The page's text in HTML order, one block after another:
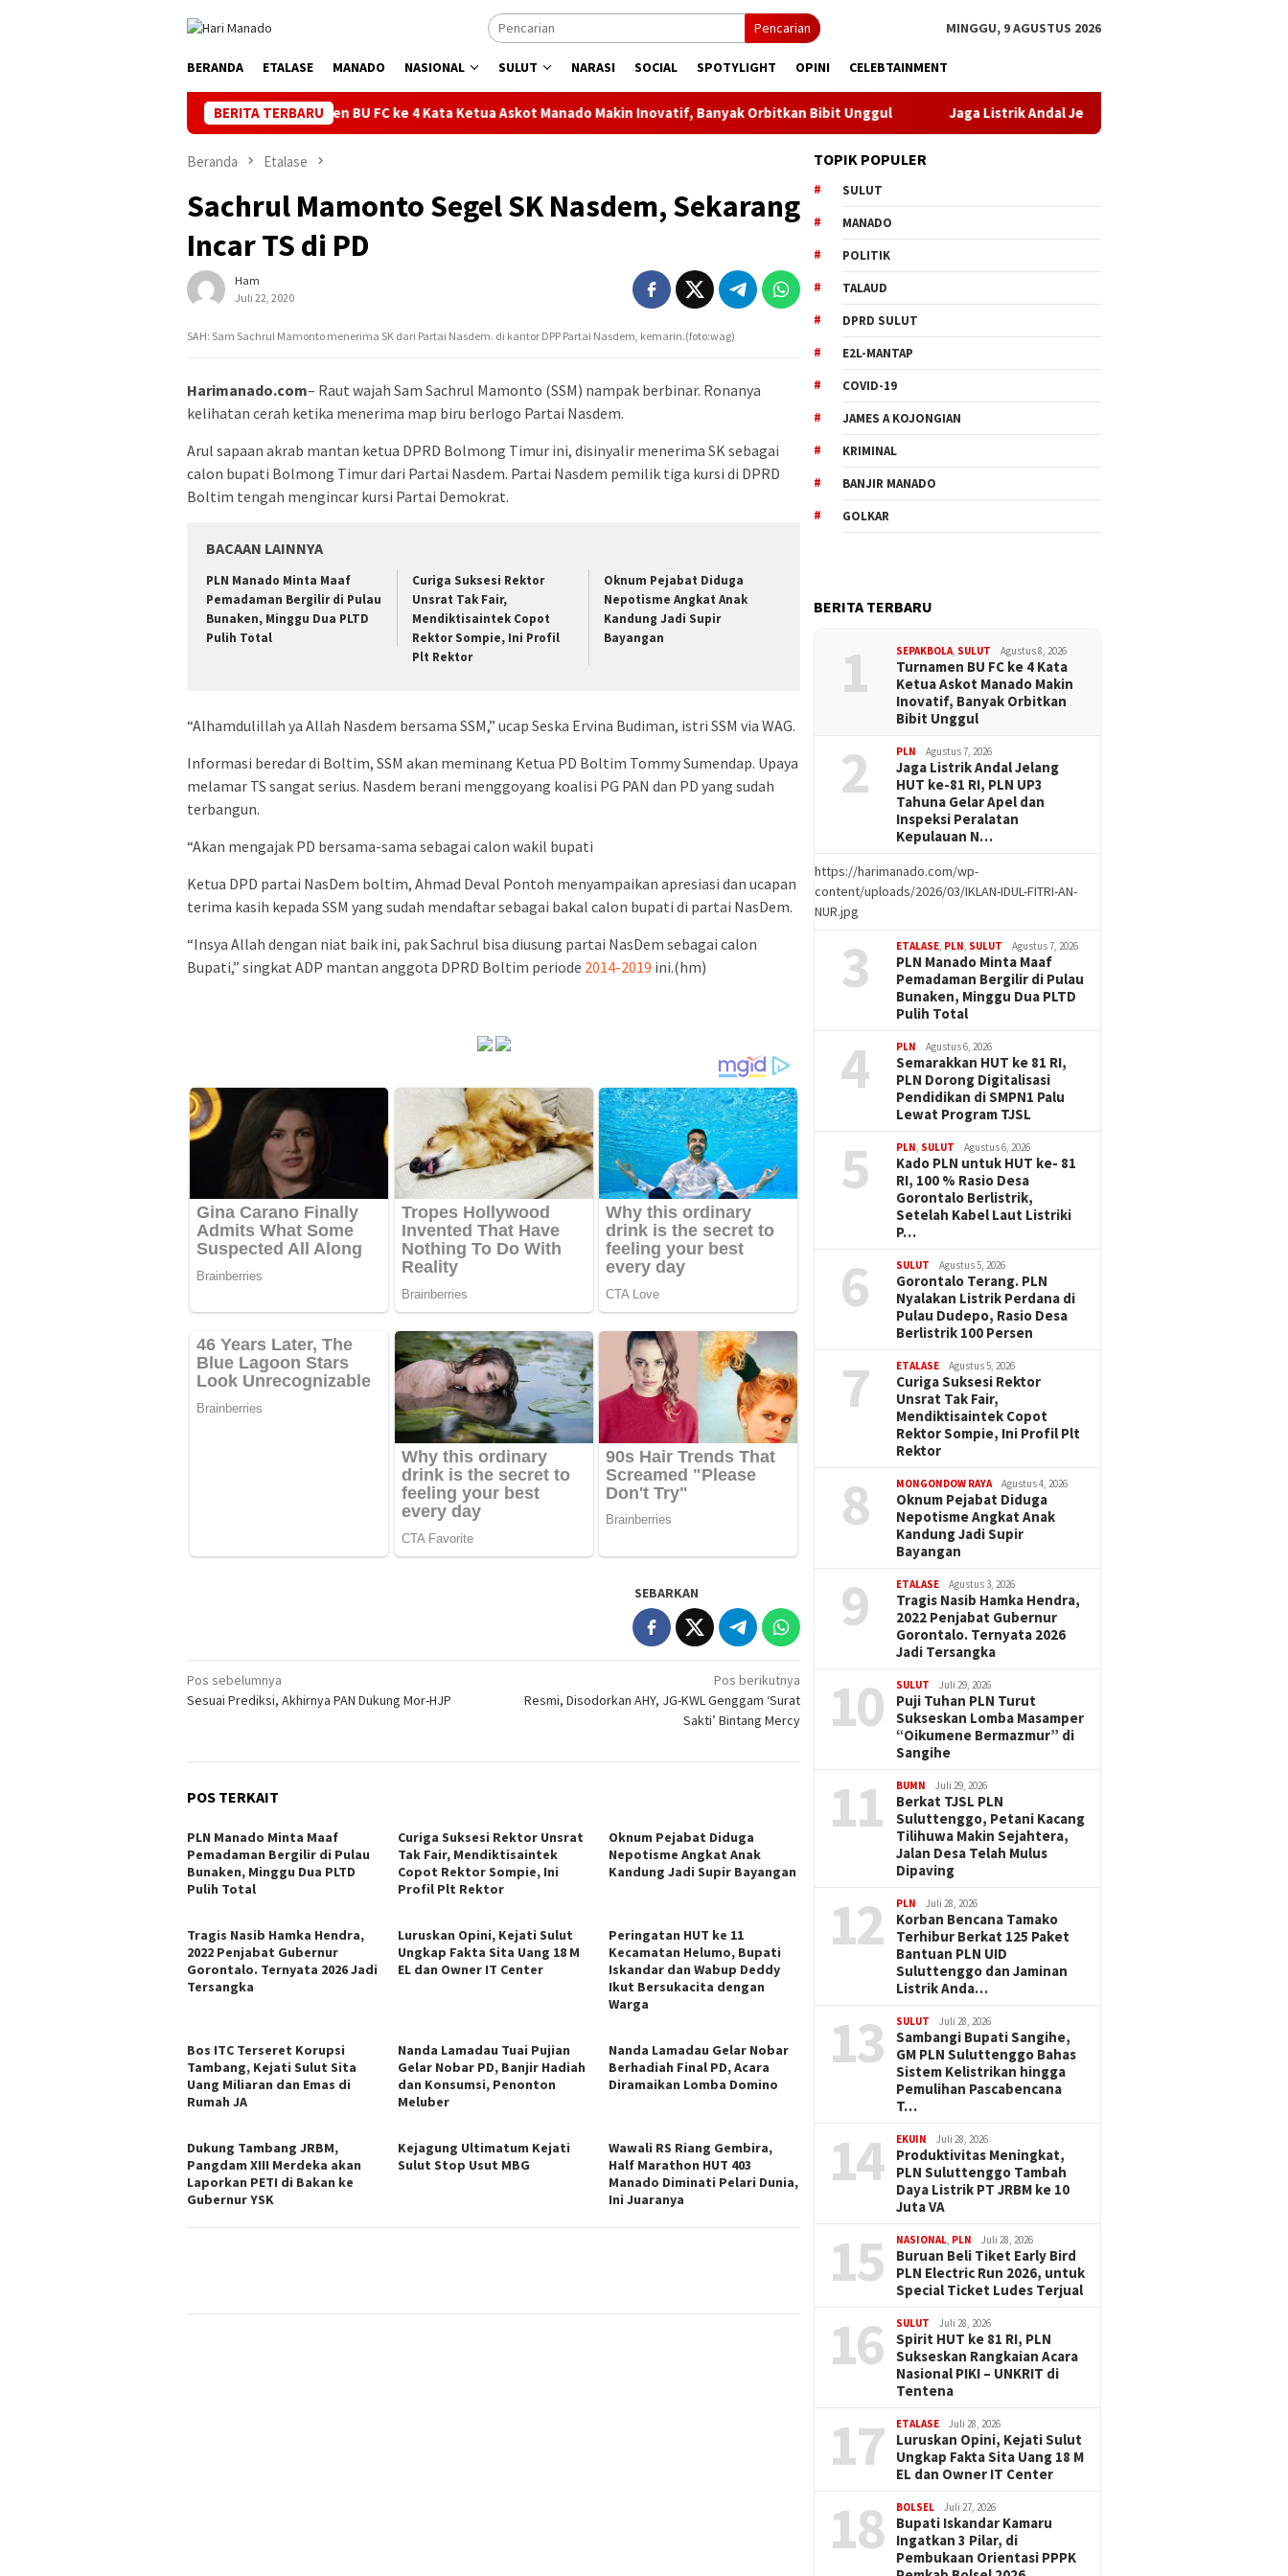
Pencarian MINGGU, 9 AGUSTUS 2026
BERANDA ETALASE MANADO NASIONAL SULUT NARASI SOCIAL SPOTYLIGHT OPINI CELEBTAINMENT
BERITA TERBARU
Turnamen BU FC ke 4 Kata Ketua Askot Manado Makin Inovatif, Banyak Orbitkan Bibit Unggul Jaga Listrik Andal Jelang HUT ke-81 RI, PLN UP3 Tahuna Gelar Apel
Beranda Etalase
Sachrul Mamonto Segel SK Nasdem, Sekarang
Incar TS di PD
Ham
Juli 22, 2020
SAH: Sam Sachrul Mamonto menerima SK dari Partai Nasdem. di kantor DPP Partai Nasdem, kemarin.(foto:wag)
Harimanado.com– Raut wajah Sam Sachrul Mamonto (SSM) nampak berbinar. Ronanya
kelihatan cerah ketika menerima map biru berlogo Partai Nasdem.
Arul sapaan akrab mantan ketua DPRD Bolmong Timur ini, disinyalir menerima SK sebagai
calon bupati Bolmong Timur dari Partai Nasdem. Partai Nasdem pemilik tiga kursi di DPRD
Boltim tengah mengincar kursi Partai Demokrat.
BACAAN LAINNYA
PLN Manado Minta Maaf
Pemadaman Bergilir di Pulau
Bunaken, Minggu Dua PLTD
Pulih Total
Curiga Suksesi Rektor
Unsrat Tak Fair,
Mendiktisaintek Copot
Rektor Sompie, Ini Profil
Plt Rektor
Oknum Pejabat Diduga
Nepotisme Angkat Anak
Kandung Jadi Supir
Bayangan
“Alhamdulillah ya Allah Nasdem bersama SSM,” ucap Seska Ervina Budiman, istri SSM via WAG.
Informasi beredar di Boltim, SSM akan meminang Ketua PD Boltim Tommy Sumendap. Upaya
melamar TS sangat serius. Nasdem berani menggoyang koalisi PG PAN dan PD yang sudah
terbangun.
“Akan mengajak PD bersama-sama sebagai calon wakil bupati
Ketua DPD partai NasDem boltim, Ahmad Deval Pontoh menyampaikan apresiasi dan ucapan
terima kasih kepada SSM yang sudah mendaftar sebagai bakal calon bupati di partai NasDem.
“Insya Allah dengan niat baik ini, pak Sachrul bisa diusung partai NasDem sebagai calon
Bupati,” singkat ADP mantan anggota DPRD Boltim periode 2014-2019 ini.(hm)
SEBARKAN
Navigasi
pos
Pos sebelumnya
Sesuai Prediksi, Akhirnya PAN Dukung Mor-HJP
Pos berikutnya
Resmi, Disodorkan AHY, JG-KWL Genggam ‘Surat
Sakti’ Bintang Mercy
POS TERKAIT
PLN Manado Minta Maaf
Pemadaman Bergilir di Pulau
Bunaken, Minggu Dua PLTD
Pulih Total
Curiga Suksesi Rektor Unsrat
Tak Fair, Mendiktisaintek
Copot Rektor Sompie, Ini
Profil Plt Rektor
Oknum Pejabat Diduga
Nepotisme Angkat Anak
Kandung Jadi Supir Bayangan
Tragis Nasib Hamka Hendra,
2022 Penjabat Gubernur
Gorontalo. Ternyata 2026 Jadi
Tersangka
Luruskan Opini, Kejati Sulut
Ungkap Fakta Sita Uang 18 M
EL dan Owner IT Center
Peringatan HUT ke 11
Kecamatan Helumo, Bupati
Iskandar dan Wabup Deddy
Ikut Bersukacita dengan
Warga
Bos ITC Terseret Korupsi
Tambang, Kejati Sulut Sita
Uang Miliaran dan Emas di
Rumah JA
Nanda Lamadau Tuai Pujian
Gelar Nobar PD, Banjir Hadiah
dan Konsumsi, Penonton
Meluber
Nanda Lamadau Gelar Nobar
Berhadiah Final PD, Acara
Diramaikan Lomba Domino
Dukung Tambang JRBM,
Pangdam XIII Merdeka akan
Laporkan PETI di Bakan ke
Gubernur YSK
Kejagung Ultimatum Kejati
Sulut Stop Usut MBG
Wawali RS Riang Gembira,
Half Marathon HUT 403
Manado Diminati Pelari Dunia,
Ini Juaranya
TOPIK POPULER
SULUT
MANADO
POLITIK
TALAUD
DPRD SULUT
E2L-MANTAP
COVID-19
JAMES A KOJONGIAN
KRIMINAL
BANJIR MANADO
GOLKAR
BERITA TERBARU
1 SEPAKBOLA, SULUT Agustus 8, 2026
Turnamen BU FC ke 4 Kata
Ketua Askot Manado Makin
Inovatif, Banyak Orbitkan
Bibit Unggul
2 PLN Agustus 7, 2026
Jaga Listrik Andal Jelang
HUT ke-81 RI, PLN UP3
Tahuna Gelar Apel dan
Inspeksi Peralatan
Kepulauan N…
https://harimanado.com/wp-
content/uploads/2026/03/IKLAN-IDUL-FITRI-AN-
NUR.jpg
3 ETALASE, PLN, SULUT Agustus 7, 2026
PLN Manado Minta Maaf
Pemadaman Bergilir di Pulau
Bunaken, Minggu Dua PLTD
Pulih Total
4 PLN Agustus 6, 2026
Semarakkan HUT ke 81 RI,
PLN Dorong Digitalisasi
Pendidikan di SMPN1 Palu
Lewat Program TJSL
5 PLN, SULUT Agustus 6, 2026
Kado PLN untuk HUT ke- 81
RI, 100 % Rasio Desa
Gorontalo Berlistrik,
Setelah Kabel Laut Listriki
P…
6 SULUT Agustus 5, 2026
Gorontalo Terang. PLN
Nyalakan Listrik Perdana di
Pulau Dudepo, Rasio Desa
Berlistrik 100 Persen
7 ETALASE Agustus 5, 2026
Curiga Suksesi Rektor
Unsrat Tak Fair,
Mendiktisaintek Copot
Rektor Sompie, Ini Profil Plt
Rektor
8 MONGONDOW RAYA Agustus 4, 2026
Oknum Pejabat Diduga
Nepotisme Angkat Anak
Kandung Jadi Supir
Bayangan
9 ETALASE Agustus 3, 2026
Tragis Nasib Hamka Hendra,
2022 Penjabat Gubernur
Gorontalo. Ternyata 2026
Jadi Tersangka
10 SULUT Juli 29, 2026
Puji Tuhan PLN Turut
Sukseskan Lomba Masamper
“Oikumene Bermazmur” di
Sangihe
11 BUMN Juli 29, 2026
Berkat TJSL PLN
Suluttenggo, Petani Kacang
Tilihuwa Makin Sejahtera,
Jalan Desa Telah Mulus
Dipaving
12 PLN Juli 28, 2026
Korban Bencana Tamako
Terhibur Berkat 125 Paket
Bantuan PLN UID
Suluttenggo dan Jaminan
Listrik Anda…
13 SULUT Juli 28, 2026
Sambangi Bupati Sangihe,
GM PLN Suluttenggo Bahas
Sistem Kelistrikan hingga
Pemulihan Pascabencana
T…
14 EKUIN Juli 28, 2026
Produktivitas Meningkat,
PLN Suluttenggo Tambah
Daya Listrik PT JRBM ke 10
Juta VA
15 NASIONAL, PLN Juli 28, 2026
Buruan Beli Tiket Early Bird
PLN Electric Run 2026, untuk
Special Ticket Ludes Terjual
16 SULUT Juli 28, 2026
Spirit HUT ke 81 RI, PLN
Sukseskan Rangkaian Acara
Nasional PIKI – UNKRIT di
Tentena
17 ETALASE Juli 28, 2026
Luruskan Opini, Kejati Sulut
Ungkap Fakta Sita Uang 18 M
EL dan Owner IT Center
18 BOLSEL Juli 27, 2026
Bupati Iskandar Kamaru
Ingatkan 3 Pilar, di
Pembukaan Orientasi PPPK